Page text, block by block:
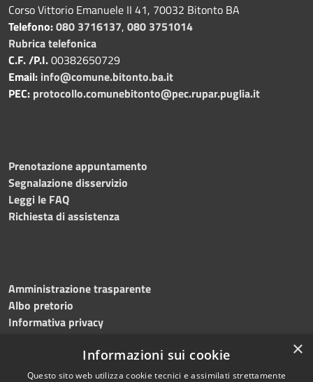
Corso Vittorio Emanuele II 41, 70032 Bitonto BA
Telefono:080 3716137, 080 3751014
Rubrica telefonica
C.F. /P.I.00382650729
Email: info@comune.bitonto.ba.it
PEC: protocollo.comunebitonto@pec.rupar.puglia.it
Prenotazione appuntamento
Segnalazione disservizio
Leggi le FAQ
Richiesta di assistenza
Amministrazione trasparente
Albo pretorio
Informativa privacy
Dichiarazione di accessibilità Meccanismo di feedback ×
Informazioni sui cookie
Questo sito web utilizza cookie tecnici e assimilati strettamente